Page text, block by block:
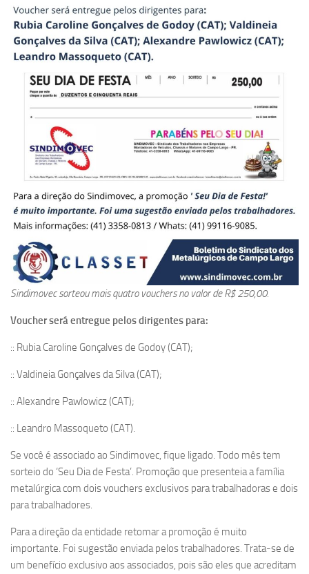
Sindimovec sorteou mais quatro vouchers no valor de R$ 250,00.
Voucher será entregue pelos dirigentes para:
:: Rubia Caroline Gonçalves de Godoy (CAT);
:: Valdineia Gonçalves da Silva (CAT);
:: Alexandre Pawlowicz (CAT);
:: Leandro Massoqueto (CAT).
Se você é associado ao Sindimovec, fique ligado. Todo mês tem
sorteio do ‘Seu Dia de Festa’. Promoção que presenteia a família
metalúrgica com dois vouchers exclusivos para trabalhadoras e dois
para trabalhadores.
Para a direção da entidade retomar a promoção é muito
importante. Foi sugestão enviada pelos trabalhadores. Trata-se de
um benefício exclusivo aos associados, pois são eles que acreditam